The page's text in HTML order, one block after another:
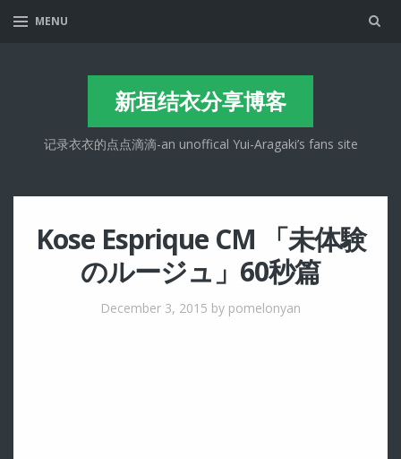
MENU
新垣结衣分享博客
记录衣衣的点点滴滴-an unoffical Yui-Aragaki’s fans site
Kose Esprique CM 「未体験
のルージュ」60秒篇
December 3, 2015 by pomelonyan